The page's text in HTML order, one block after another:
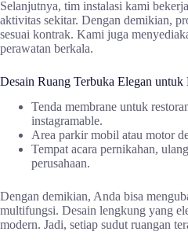
Selanjutnya, tim instalasi kami
aktivitas sekitar. Dengan demikian,
sesuai kontrak. Kami juga
perawatan berkala.
Desain Ruang Terbuka Elegan untuk
Tenda membrane untuk
instagramable.
Area parkir mobil atau motor
Tempat acara pernikahan,
perusahaan.
Dengan demikian, Anda bisa
multifungsi. Desain lengkung yang
modern. Jadi, setiap sudut ruangan